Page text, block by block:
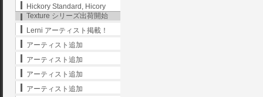
Hickory Standard, Hicory
Texture シリーズ出荷開始
Lerni アーティスト掲載！
アーティスト追加
アーティスト追加
アーティスト追加
アーティスト追加